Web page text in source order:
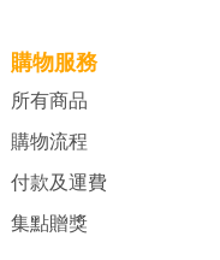
購物服務
所有商品
購物流程
付款及運費
集點贈獎